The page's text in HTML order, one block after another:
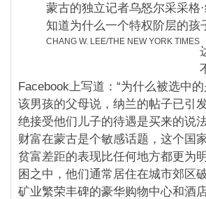
蒙古的独立记者乌怒尔采采格
知道为什么一个特权阶层的孩
CHANG W. LEE/THE NEW YORK TIMES
Facebook上写道：“为什么被选中
该男孩的父母说，纳兰的帖子已引
绝接受他们儿子的待遇是买来的说法
财富在蒙古是个敏感话题，这个国
贫富差距的表现比任何地方都更为
困之中，他们通常居住在城市郊区
矿业繁荣丰碑的豪华购物中心和酒店